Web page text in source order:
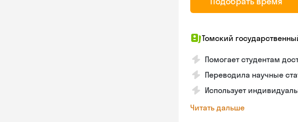
Томский
Помогает студентам
Переводила научные
Использует
Читать дальше